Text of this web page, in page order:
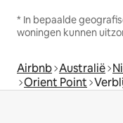
* In bepaalde
woningen kunnen
Airbnb Australië
Orient Point